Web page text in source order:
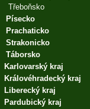
Třeboňsko
Písecko
Prachaticko
Strakonicko
Táborsko
Karlovarský kraj
Královéhradecký kraj
Liberecký kraj
Pardubický kraj